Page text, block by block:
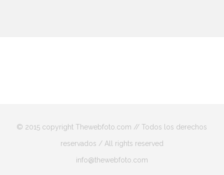
© 2015 copyright Thewebfoto.com // Todos los derechos
reservados / All rights reserved
info@thewebfoto.com